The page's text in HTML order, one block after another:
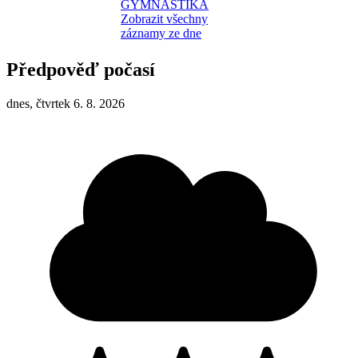
GYMNASTIKA
Zobrazit všechny
záznamy ze dne
Předpověď počasí
dnes, čtvrtek 6. 8. 2026